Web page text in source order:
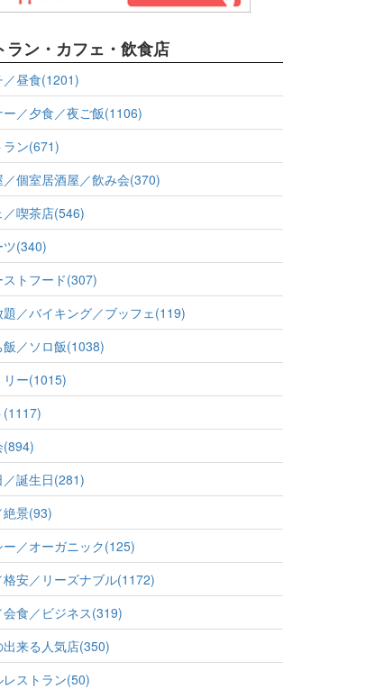
ラン・カフェ・飲食店
／昼食(1201)
ー／夕食／夜ご飯(1106)
ラン(671)
／個室居酒屋／飲み会(370)
／喫茶店(546)
ツ(340)
ストフード(307)
題／バイキング／ブッフェ(119)
飯／ソロ飯(1038)
リー(1015)
(1117)
(894)
／誕生日(281)
景(93)
ー／オーガニック(125)
格安／リーズナブル(1172)
会食／ビジネス(319)
出来る人気店(350)
レストラン(50)